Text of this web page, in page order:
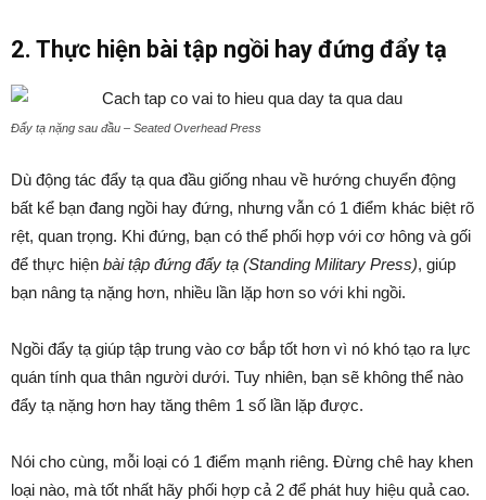
2. Thực hiện bài tập ngồi hay đứng đẩy tạ
Đẩy tạ nặng sau đầu – Seated Overhead Press
Dù động tác đẩy tạ qua đầu giống nhau về hướng chuyển động
bất kể bạn đang ngồi hay đứng, nhưng vẫn có 1 điểm khác biệt rõ
rệt, quan trọng. Khi đứng, bạn có thể phối hợp với cơ hông và gối
để thực hiện bài tập đứng đẩy tạ (Standing Military Press), giúp
bạn nâng tạ nặng hơn, nhiều lần lặp hơn so với khi ngồi.
Ngồi đẩy tạ giúp tập trung vào cơ bắp tốt hơn vì nó khó tạo ra lực
quán tính qua thân người dưới. Tuy nhiên, bạn sẽ không thể nào
đẩy tạ nặng hơn hay tăng thêm 1 số lần lặp được.
Nói cho cùng, mỗi loại có 1 điểm mạnh riêng. Đừng chê hay khen
loại nào, mà tốt nhất hãy phối hợp cả 2 để phát huy hiệu quả cao.